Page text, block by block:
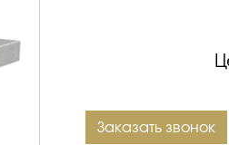
Заказать звонок